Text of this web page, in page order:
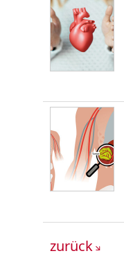
zurück